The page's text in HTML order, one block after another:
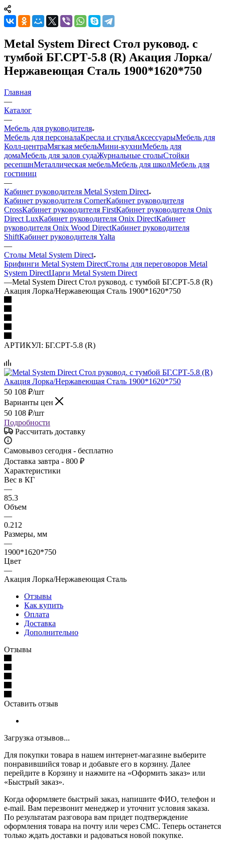
Metal System Direct Стол руковод. с
тумбой БГ.СРТ-5.8 (R) Акация Лорка/
Нержавеющая Сталь 1900*1620*750
Главная
—
Каталог
—
Мебель для руководителя
Мебель для персоналаКресла и стульяАксессуарыМебель для
Колл-центраМягкая мебельМини-кухниМебель для
домаМебель для залов судаЖурнальные столыСтойки
ресепшнМеталлическая мебельМебель для школМебель для
гостиниц
—
Кабинет руководителя Metal System Direct
Кабинет руководителя CornerКабинет руководителя
CrossКабинет руководителя FirstКабинет руководителя Onix
Direct LuxКабинет руководителя Onix DirectКабинет
руководителя Onix Wood DirectКабинет руководителя
ShiftКабинет руководителя Yalta
—
Столы Metal System Direct
Брифинги Metal System DirectСтолы для переговоров Metal
System DirectЦарги Metal System Direct
—Metal System Direct Стол руковод. с тумбой БГ.СРТ-5.8 (R)
Акация Лорка/Нержавеющая Сталь 1900*1620*750
АРТИКУЛ: БГ.СРТ-5.8 (R)
50 108 ₽/шт
Варианты цен
50 108 ₽/шт
Подробности
Рассчитать доставку
Самовывоз сегодня - бесплатно
Доставка завтра - 800 ₽
Характеристики
Вес в КГ
—
85.3
Объем
—
0.212
Размеры, мм
—
1900*1620*750
Цвет
—
Акация Лорка/Нержавеющая Сталь
Отзывы
Как купить
Оплата
Доставка
Дополнительно
Отзывы
Оставить отзыв
Загрузка отзывов...
Для покупки товара в нашем интернет-магазине выберите
понравившийся товар и добавьте его в корзину. Далее
перейдите в Корзину и нажмите на «Оформить заказ» или
«Быстрый заказ».
Когда оформляете быстрый заказ, напишите ФИО, телефон и
e-mail. Вам перезвонит менеджер и уточнит условия заказа.
По результатам разговора вам придет подтверждение
оформления товара на почту или через СМС. Теперь останется
только ждать доставки и радоваться новой покупке.